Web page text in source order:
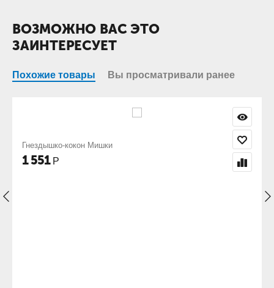
ВОЗМОЖНО ВАС ЭТО
ЗАИНТЕРЕСУЕТ
Похожие товары Вы просматривали ранее